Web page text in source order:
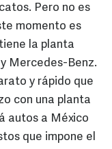
Pero no es
momento es
la planta
Mercedes-Benz.
y rápido que
con una planta
autos a México
que impone el